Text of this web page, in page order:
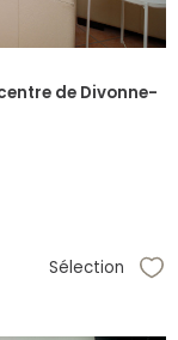
de Divonne-
Sélection